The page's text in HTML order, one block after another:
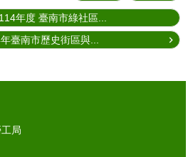
年度 臺南市綠社區...
臺南市歷史街區與...
局